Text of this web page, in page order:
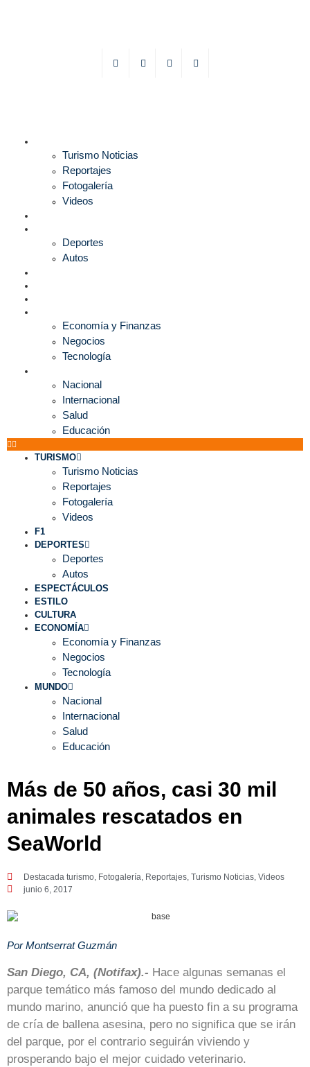
Turismo Noticias
Reportajes
Fotogalería
Videos
Deportes
Autos
Economía y Finanzas
Negocios
Tecnología
Nacional
Internacional
Salud
Educación
TURISMO
Turismo Noticias
Reportajes
Fotogalería
Videos
F1
DEPORTES
Deportes
Autos
ESPECTÁCULOS
ESTILO
CULTURA
ECONOMÍA
Economía y Finanzas
Negocios
Tecnología
MUNDO
Nacional
Internacional
Salud
Educación
Más de 50 años, casi 30 mil
animales rescatados en
SeaWorld
Destacada turismo, Fotogalería, Reportajes, Turismo Noticias, Videos
junio 6, 2017
Por Montserrat Guzmán
San Diego, CA, (Notifax).- Hace algunas semanas el
parque temático más famoso del mundo dedicado al
mundo marino, anunció que ha puesto fin a su programa
de cría de ballena asesina, pero no significa que se irán
del parque, por el contrario seguirán viviendo y
prosperando bajo el mejor cuidado veterinario.